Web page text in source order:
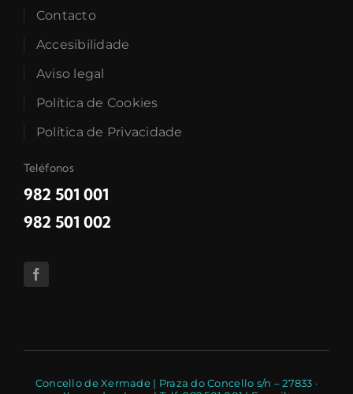
Contacto
Accesibilidade
Aviso legal
Política de Cookies
Política de Privacidade
Teléfonos
982 501 001
982 501 002
Concello de Xermade | Praza do Concello s/n – 27833 ·